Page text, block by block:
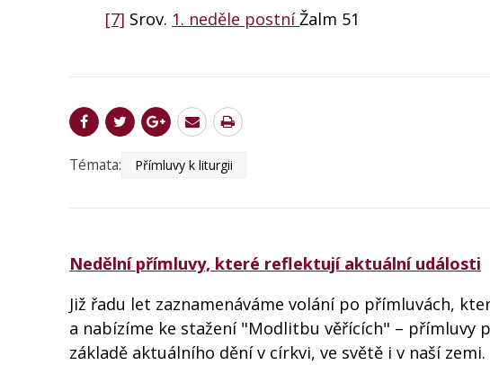
[7] Srov. 1. neděle postníŽalm 51
Témata: Přímluvy k liturgii
Nedělní přímluvy, které reflektují aktuální události
Již řadu let zaznamenáváme volání po přímluvách,
a nabízíme ke stažení "Modlitbu věřících" – přímluvy
základě aktuálního dění v církvi, ve světě i v naší zemi.